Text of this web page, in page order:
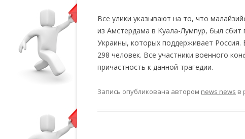
Все улики указывают на то, что
из Амстердама в Куала-Лумпур, был
Украины, которых поддерживает Россия.
298 человек. Все участники военного
причастность к данной трагедии.
Запись опубликована автором news news в